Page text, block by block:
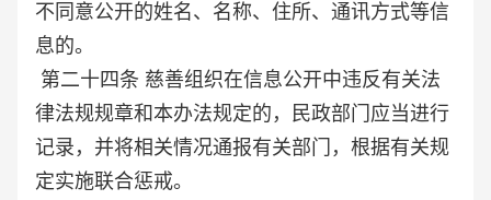
不同意公开的姓名、名称、住所、通讯方式等信
息的。
第二十四条 慈善组织在信息公开中违反有关法
律法规规章和本办法规定的，民政部门应当进行
记录，并将相关情况通报有关部门，根据有关规
定实施联合惩戒。